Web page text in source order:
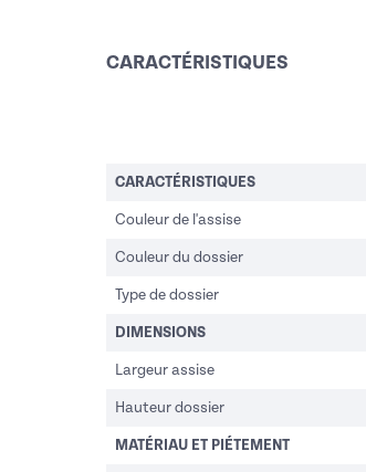
CARACTÉRISTIQUES
CARACTÉRISTIQUES
Couleur de l'assise
Couleur du dossier
Type de dossier
DIMENSIONS
Largeur assise
Hauteur dossier
MATÉRIAU ET PIÉTEMENT